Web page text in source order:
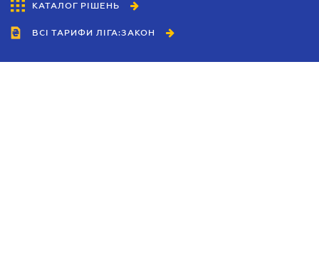
КАТАЛОГ РІШЕНЬ
ВСІ ТАРИФИ ЛІГА:ЗАКОН